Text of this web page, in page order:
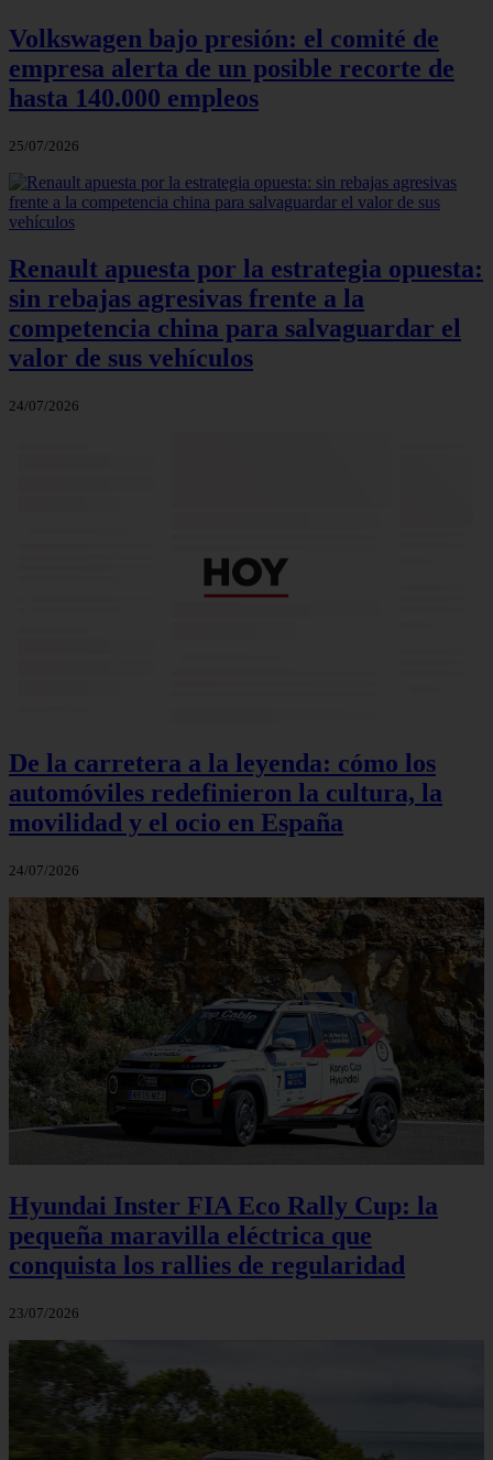
Volkswagen bajo presión: el comité de
empresa alerta de un posible recorte de
hasta 140.000 empleos
25/07/2026
Renault apuesta por la estrategia opuesta:
sin rebajas agresivas frente a la
competencia china para salvaguardar el
valor de sus vehículos
24/07/2026
De la carretera a la leyenda: cómo los
automóviles redefinieron la cultura, la
movilidad y el ocio en España
24/07/2026
Hyundai Inster FIA Eco Rally Cup: la
pequeña maravilla eléctrica que
conquista los rallies de regularidad
23/07/2026